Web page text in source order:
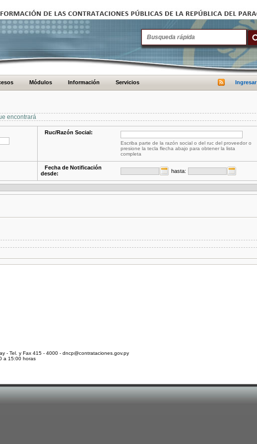
Módulos Información Servicios Ingresar
encontrará
Ruc/Razón Social:
Escriba parte de la razón social o del ruc del proveedor o
presione la tecla flecha abajo para obtener la lista
completa
Fecha de Notificación
desde:
hasta:
- Tel. y Fax 415 - 4000 - dncp@contrataciones.gov.py
a 15:00 horas